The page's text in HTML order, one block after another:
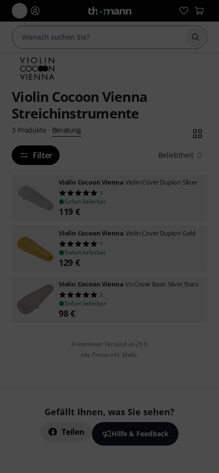
Suche
Violin Cocoon Vienna
Streichinstrumente
3 Produkte · Beratung
Filter Beliebtheit
Violin Cocoon Vienna Violin Cover Dupion Silver
1
Sofort lieferbar
119 €
Violin Cocoon Vienna Violin Cover Dupion Gold
1
Sofort lieferbar
129 €
Violin Cocoon Vienna Vn Cover Basic Silver Stars
2
Sofort lieferbar
98€
Kostenloser Versand ab 29 €
Alle Preise inkl. MwSt.
Gefällt Ihnen, was Sie sehen?
Teilen Hilfe & Feedback